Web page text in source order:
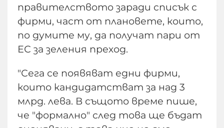
правителството заради списък с
фирми, част от плановете, които,
по думите му, да получат пари от
ЕС за зеления преход.
"Сега се появяват едни фирми,
които кандидатстват за над 3
млрд. лева. В същото време пише,
че "формално" след това ще бъдат